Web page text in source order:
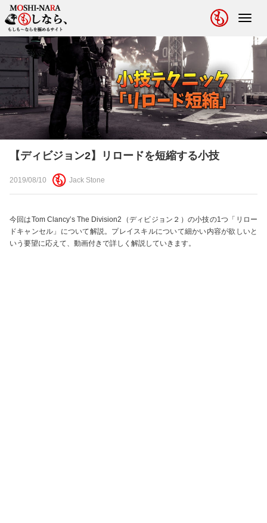
【ディビジョン2】リロードを短縮する小技
2019/08/10 Jack Stone
今回はTom Clancy’s The Division2（ディビジョン２）の小技の1つ「リロー
ドキャンセル」について解説。プレイスキルについて細かい内容が欲しいと
いう要望に応えて、動画付きで詳しく解説していきます。